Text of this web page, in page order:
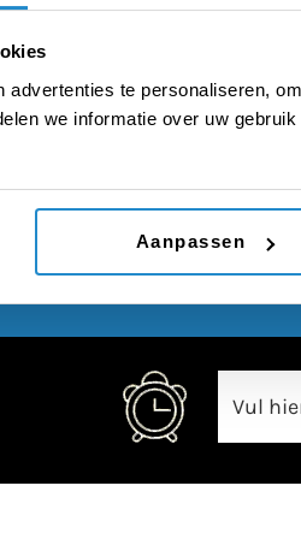
advertenties te personaliseren,
we informatie over uw
Aanpassen